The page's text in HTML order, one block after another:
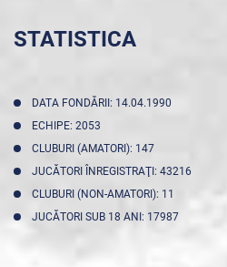
STATISTICA
DATA FONDĂRII: 14.04.1990
ECHIPE: 2053
CLUBURI (AMATORI): 147
JUCĂTORI ÎNREGISTRAŢI: 43216
CLUBURI (NON-AMATORI): 11
JUCĂTORI SUB 18 ANI: 17987